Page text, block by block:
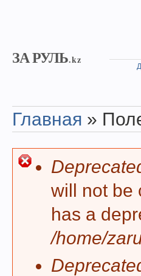
ЗА РУЛЬ.kz
You are here
Главная »
Error message
will not be
has a
/home/